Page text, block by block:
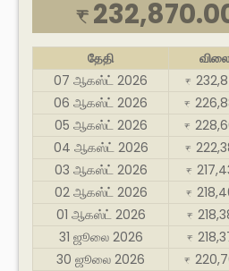
₹
தேதி விலை
07 ஆகஸ்ட் 2026
₹
06 ஆகஸ்ட் 2026
₹
05 ஆகஸ்ட் 2026
₹
04 ஆகஸ்ட் 2026
₹
03 ஆகஸ்ட் 2026
₹
02 ஆகஸ்ட் 2026
₹
01 ஆகஸ்ட் 2026
₹
31 ஜூலை 2026
₹
30 ஜூலை 2026
₹